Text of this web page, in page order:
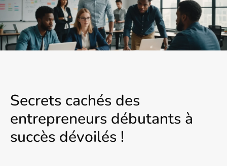
Secrets cachés des
entrepreneurs débutants à
succès dévoilés !